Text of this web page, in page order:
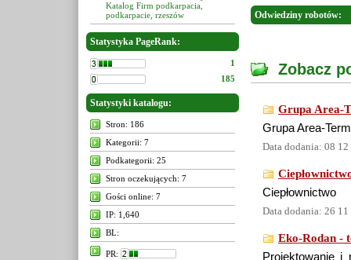
Katalog Firm podkarpacia,
podkarpacie, rzeszów
Statystyka PageRank:
1
185
Statystyki katalogu:
Stron: 186
Kategorii: 7
Podkategorii: 25
Stron oczekujących: 7
Gości online: 7
IP: 1,640
BL:
PR:
Odwiedziny robotów:
Zobacz
Grupa Area-
Grupa Area-Term
Data dodania: 08
Ciepłownictwo
Data dodania: 26
Eko-Rodan -
Projektowanie i